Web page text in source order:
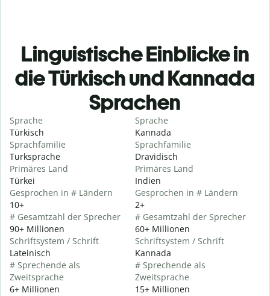
Linguistische Einblicke in
die Türkisch und Kannada
Sprachen
Sprache
Türkisch
Sprachfamilie
Turksprache
Primäres Land
Türkei
Gesprochen in # Ländern
10+
# Gesamtzahl der Sprecher
90+ Millionen
Schriftsystem / Schrift
Lateinisch
# Sprechende als
Zweitsprache
6+ Millionen
Sprache
Kannada
Sprachfamilie
Dravidisch
Primäres Land
Indien
Gesprochen in # Ländern
2+
# Gesamtzahl der Sprecher
60+ Millionen
Schriftsystem / Schrift
Kannada
# Sprechende als
Zweitsprache
15+ Millionen